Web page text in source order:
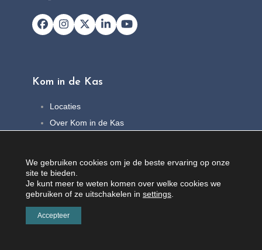
Facebook
Instagram
X LinkedInYouTube
Kom in de Kas
Locaties
Over Kom in de Kas
Contact
We gebruiken cookies om je de beste ervaring op onze
site te bieden.
Je kunt meer te weten komen over welke cookies we
gebruiken of ze uitschakelen in settings
Accepteer